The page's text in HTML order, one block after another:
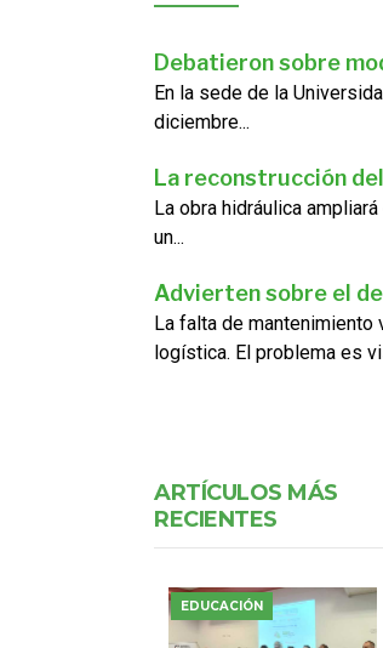
Debatieron sobre
En la sede de la
diciembre...
La reconstrucción
La obra hidráulica
un...
Advierten sobre el
La falta de
logística. El problema es
ARTÍCULOS MÁS
RECIENTES
EDUCACIÓN